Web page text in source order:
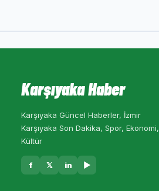
Karşıyaka Haber
Karşıyaka Güncel Haberler, İzmir
Karşıyaka Son Dakika, Spor, Ekonomi,
Kültür
f 𝕏 in ▶